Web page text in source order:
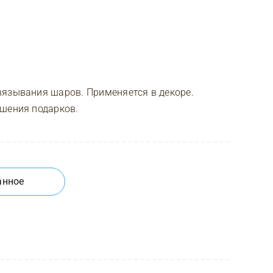
шаров. Применяется в декоре.
подарков.